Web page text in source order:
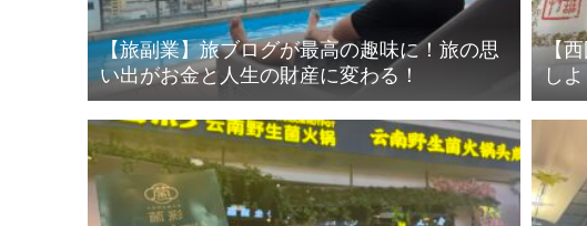
【旅副業】旅ブログが最高の趣味に！旅の思
い出がお金と人生の財産に変わる！
【
し